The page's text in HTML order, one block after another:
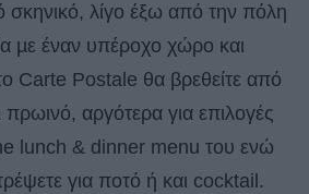
σκηνικό, λίγο έξω από την πόλη
µε έναν υπέροχο χώρο και
Carte Postale θα βρεθείτε από
πρωινό, αργότερα για επιλογές
lunch & dinner menu του ενώ
για ποτό ή και cocktail.